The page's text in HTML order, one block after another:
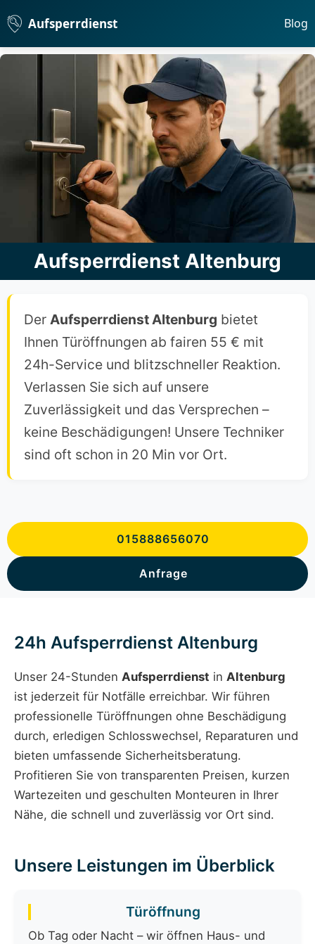
Aufsperrdienst Blog
Aufsperrdienst Altenburg
Der Aufsperrdienst Altenburg bietet
Ihnen Türöffnungen ab fairen 55 € mit
24h-Service und blitzschneller Reaktion.
Verlassen Sie sich auf unsere
Zuverlässigkeit und das Versprechen –
keine Beschädigungen! Unsere Techniker
sind oft schon in 20 Min vor Ort.
015888656070
Anfrage
24h Aufsperrdienst Altenburg
Unser 24-Stunden Aufsperrdienst in Altenburg
ist jederzeit für Notfälle erreichbar. Wir führen
professionelle Türöffnungen ohne Beschädigung
durch, erledigen Schlosswechsel, Reparaturen und
bieten umfassende Sicherheitsberatung.
Profitieren Sie von transparenten Preisen, kurzen
Wartezeiten und geschulten Monteuren in Ihrer
Nähe, die schnell und zuverlässig vor Ort sind.
Unsere Leistungen im Überblick
Türöffnung
Ob Tag oder Nacht – wir öffnen Haus- und